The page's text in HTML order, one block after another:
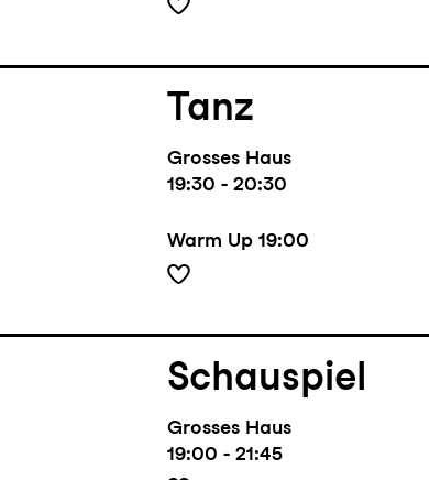
Tanz
Grosses Haus
19:30 - 20:30
Warm Up 19:00
Schauspiel
Grosses Haus
19:00 - 21:45